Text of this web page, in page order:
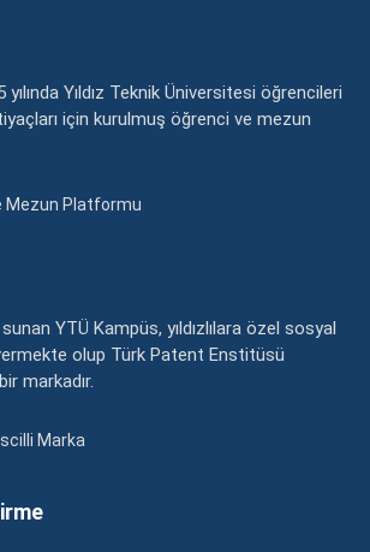
Yıldız Teknik Üniversitesi öğrencileri
için kurulmuş öğrenci ve mezun
Mezun Platformu
YTÜ Kampüs, yıldızlılara özel sosyal
olup Türk Patent Enstitüsü
markadır.
Marka